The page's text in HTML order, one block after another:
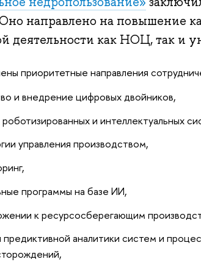
направлено на повышение
деятельности как НОЦ, так и
приоритетные направления
и внедрение цифровых двойников,
и интеллектуальных
управления производством,
программы на базе ИИ,
к ресурсосберегающим
аналитики систем и